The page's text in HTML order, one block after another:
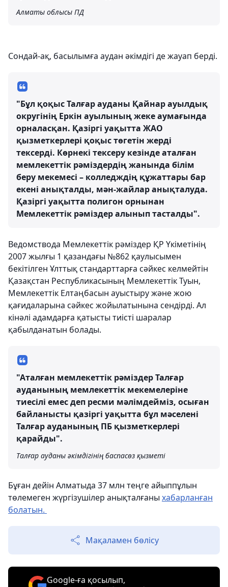
Алматы облысы ПД
Сондай-ақ, басылымға аудан әкімдігі де жауап берді.
"Бұл қоқыс Талғар ауданы Қайнар ауылдық
округінің Еркін ауылының жеке аумағында
орналасқан. Қазіргі уақытта ЖАО
қызметкерлері қоқыс төгетін жерді
тексерді. Көрнекі тексеру кезінде аталған
мемлекеттік рәміздердің жанында білім
беру мекемесі – колледждің құжаттары бар
екені анықталды, мән-жайлар анықталуда.
Қазіргі уақытта полигон орнынан
Мемлекеттік рәміздер алынып тасталды".
Ведомствода Мемлекеттік рәміздер ҚР Үкіметінің
2007 жылғы 1 қазандағы №862 қаулысымен
бекітілген Ұлттық стандарттарға сәйкес келмейтін
Қазақстан Республикасының Мемлекеттік Туын,
Мемлекеттік Елтаңбасын ауыстыру және жою
қағидаларына сәйкес жойылатынына сендірді. Ал
кінәлі адамдарға қатысты тиісті шаралар
қабылданатын болады.
"Аталған мемлекеттік рәміздер Талғар
ауданының мемлекеттік мекемелеріне
тиесілі емес деп ресми мәлімдейміз, осыған
байланысты қазіргі уақытта бұл мәселені
Талғар ауданының ПБ қызметкерлері
қарайды".
Талғар ауданы әкімдігінің баспасөз қызметі
Бұған дейін Алматыда 37 млн теңге айыппұлын
төлемеген жүргізушілер анықталғаны хабарланған
болатын.
Мақаламен бөлісу
Google-ға қосылып,